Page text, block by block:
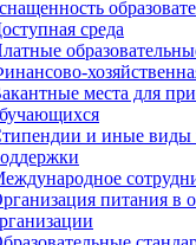
среда
места для
и иные виды
питания в